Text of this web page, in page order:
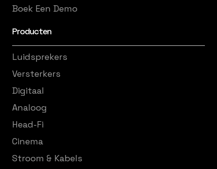
Boek Een Demo
Producten
Luidsprekers
Versterkers
Digitaal
Analoog
Head-Fi
Cinema
Stroom & Kabels